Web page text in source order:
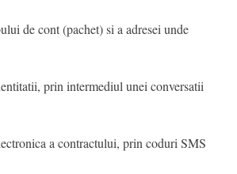
de cont (pachet) si a adresei unde
prin intermediul unei conversatii
a contractului, prin coduri SMS